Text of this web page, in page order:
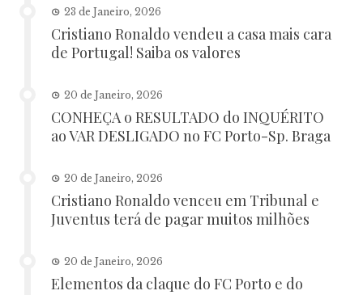
23 de Janeiro, 2026
Cristiano Ronaldo vendeu a casa mais cara
de Portugal! Saiba os valores
20 de Janeiro, 2026
CONHEÇA o RESULTADO do INQUÉRITO
ao VAR DESLIGADO no FC Porto-Sp. Braga
20 de Janeiro, 2026
Cristiano Ronaldo venceu em Tribunal e
Juventus terá de pagar muitos milhões
20 de Janeiro, 2026
Elementos da claque do FC Porto e do